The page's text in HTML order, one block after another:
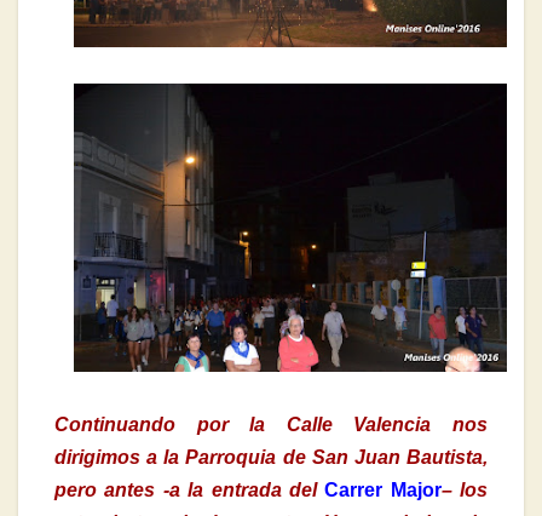
Continuando por la Calle Valencia nos
dirigimos a la Parroquia de San Juan Bautista,
pero antes -a la entrada delCarrer Major– los